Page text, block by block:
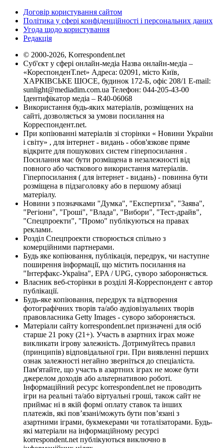
Договір користування сайтом
Політика у сфері конфіденційності і персональних даних
Угода щодо користування
Редакція
© 2000-2026, Korrespondent.net
Суб'єкт у сфері онлайн-медіа Назва онлайн-медіа –
«КореспонденТ.net» Адреса: 02091, місто Київ,
ХАРКІВСЬКЕ ШОСЕ, будинок 172-Б, офіс 208/1 E-mail:
sunlight@mediadim.com.ua Телефон: 044-205-43-00
Ідентифікатор медіа – R40-06068
Використання будь-яких матеріалів, розміщених на
сайті, дозволяється за умови посилання на
Корреспондент.net.
При копіюванні матеріалів зі сторінки « Новини України
і світу» , для інтернет - видань - обов'язкове пряме
відкрите для пошукових систем гіперпосилання .
Посилання має бути розміщена в незалежності від
повного або часткового використання матеріалів.
Гіперпосилання ( для інтернет - видань) - повинна бути
розміщена в підзаголовку або в першому абзаці
матеріалу.
Новини з позначками "Думка", "Експертиза", "Заява",
"Регіони", "Гроші", "Влада", "Вибори", "Тест-драйв",
"Спецпроекти", "Промо" публікуються на правах
реклами.
Розділ Спецпроекти створюється спільно з
комерційними партнерами.
Будь яке копіювання, публікація, передрук, чи наступне
поширення інформації, що містить посилання на
"Інтерфакс-Україна", EPA / UPG, суворо забороняється.
Власник веб-сторінки в розділі Я-Корреспондент є автор
публікації.
Будь-яке копіювання, передрук та відтворення
фотографічних творів та/або аудіовізуальних творів
правовласника Getty Images - суворо забороняється.
Матеріали сайту korrespondent.net призначені для осіб
старше 21 року (21+). Участь в азартних іграх може
викликати ігрову залежність. Дотримуйтесь правил
(принципів) відповідальної гри. При виявленні перших
ознак залежності негайно зверніться до спеціаліста.
Пам'ятайте, що участь в азартних іграх не може бути
джерелом доходів або альтернативою роботі.
Інформаційний ресурс korrespondent.net не проводить
ігри на реальні та/або віртуальні гроші, також сайт не
приймає ні в якій формі оплату ставок та інших
платежів, які пов’язані/можуть бути пов’язані з
азартними іграми, букмекерами чи тоталізаторами. Будь-
які матеріали на інформаційному ресурсі
korrespondent.net публікуються виключно в